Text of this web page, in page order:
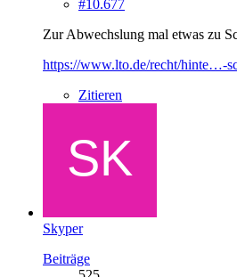
#10.677
Zur Abwechslung mal etwas zu
https://www.lto.de/recht/hinte…-
Zitieren
Skyper
Beiträge